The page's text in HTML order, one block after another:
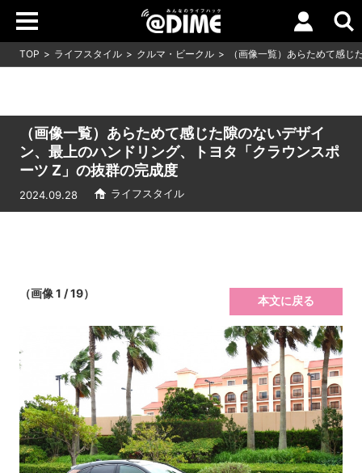
TOP ライフスタイル クルマ・ビークル （画像一覧）あらためて感
（画像一覧）あらためて感じた隙のないデザイ
ン、最上のハンドリング、トヨタ「クラウンスポ
ーツ Z」の抜群の完成度
2024.09.28 ライフスタイル
（画像 1 / 19）
本文に戻る